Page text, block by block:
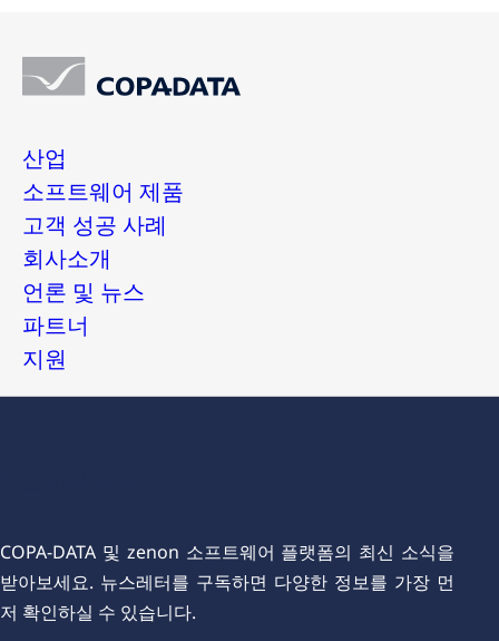
산업
소프트웨어 제품
고객 성공 사례
회사소개
언론 및 뉴스
파트너
지원
COPA-DATA 및 zenon 소프트웨어 플랫폼의 최신 소식을
받아보세요. 뉴스레터를 구독하면 다양한 정보를 가장 먼
저 확인하실 수 있습니다.